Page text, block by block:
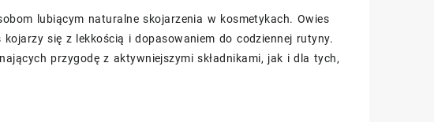
lubiącym naturalne skojarzenia w kosmetykach. Owies
się z lekkością i dopasowaniem do codziennej rutyny.
przygodę z aktywniejszymi składnikami, jak i dla tych,